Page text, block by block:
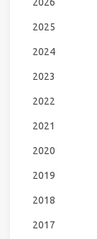
2025
2024
2023
2022
2021
2020
2019
2018
2017